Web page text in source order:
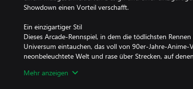
Showdown einen Vorteil verschafft.
Ein einzigartiger Stil
Dieses Arcade-Rennspiel, in dem die tödlichsten
Universum eintauchen, das voll von 90er-Jahre-Anime-
neonbeleuchtete Welt und rase über Strecken, auf
Das ECHO
Mehr anzeigen